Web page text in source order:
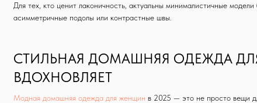
Для тех, кто ценит лаконичность, актуальны минималистичные
асимметричные подолы или контрастные швы.
СТИЛЬНАЯ ДОМАШНЯЯ ОДЕЖДА
ВДОХНОВЛЯЕТ
Модная домашняя одежда для женщин в 2025 — это не просто вещи